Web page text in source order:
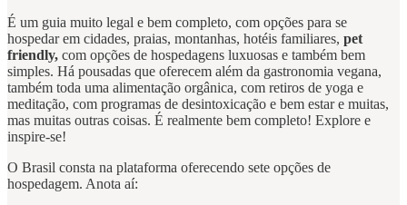
É um guia muito legal e bem completo, com opções para se
hospedar em cidades, praias, montanhas, hotéis familiares, pet
friendly, com opções de hospedagens luxuosas e também bem
simples. Há pousadas que oferecem além da gastronomia vegana,
também toda uma alimentação orgânica, com retiros de yoga e
meditação, com programas de desintoxicação e bem estar e muitas,
mas muitas outras coisas. É realmente bem completo! Explore e
inspire-se!
O Brasil consta na plataforma oferecendo sete opções de
hospedagem. Anota aí: